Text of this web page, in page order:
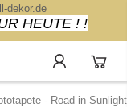
dekor.de
HEUTE ! !
- Road in Sunlight